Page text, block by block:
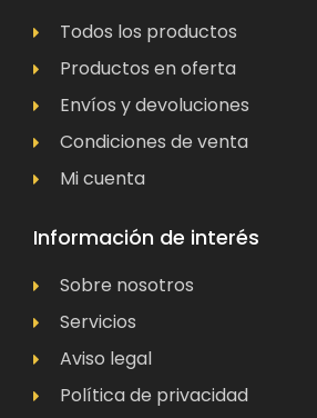
Todos los productos
Productos en oferta
Envíos y devoluciones
Condiciones de venta
Mi cuenta
Información de interés
Sobre nosotros
Servicios
Aviso legal
Política de privacidad